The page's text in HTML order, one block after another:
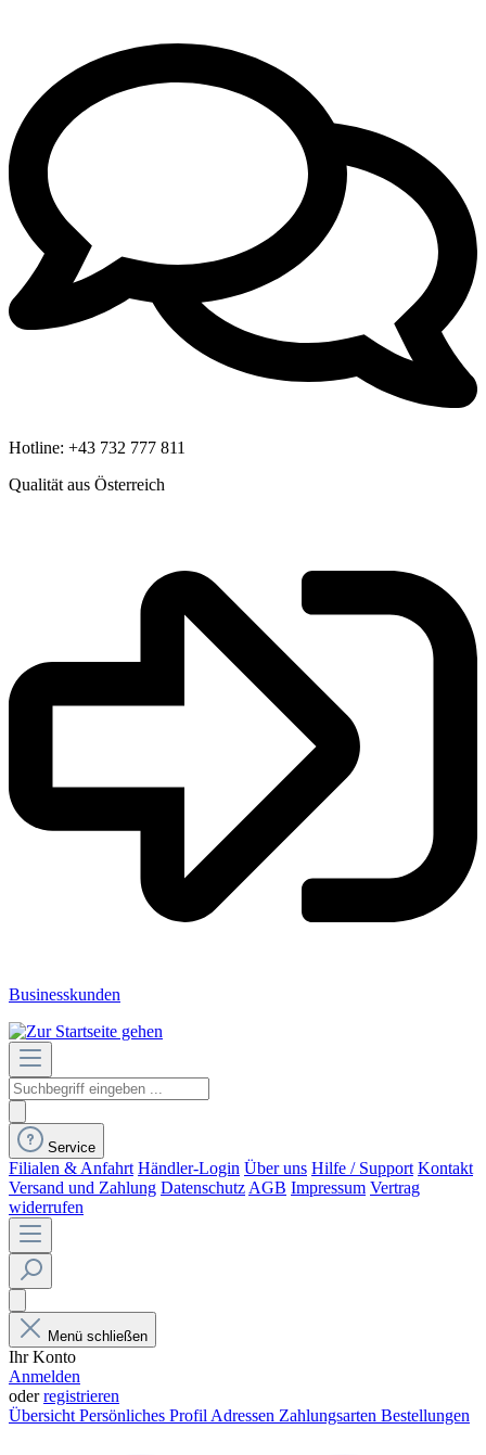
Hotline: +43 732 777 811
Qualität aus Österreich
Businesskunden
Service
Filialen & Anfahrt Händler-Login Über uns Hilfe / Support Kontakt
Versand und Zahlung Datenschutz AGB Impressum Vertrag
widerrufen
Menü schließen
Ihr Konto
Anmelden
oderregistrieren
Übersicht Persönliches Profil Adressen Zahlungsarten Bestellungen